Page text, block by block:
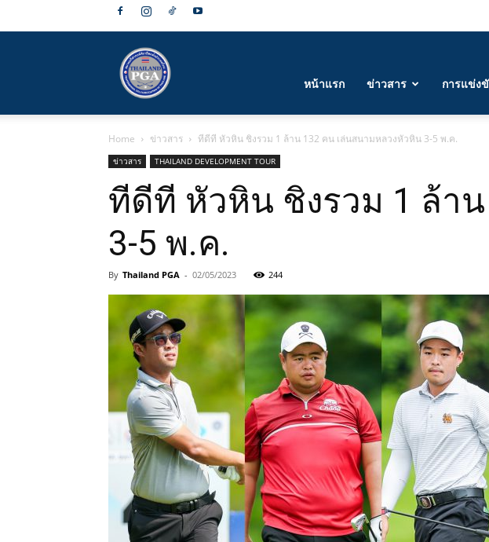
กีฬา
กอล์ฟ
อาชีพ
แห่ง
ประเทศไทย
หน้าแรก ข่าวสาร การแข่ง
Home ข่าวสาร ทีดีที หัวหิน ชิงรวม 1 ล้าน 132 คน เล่นสนามหลวงหัวหิน 3-5 พ.ค.
ข่าวสาร THAILAND DEVELOPMENT TOUR
ทีดีที หัวหิน ชิงรวม 1 ล้า
3-5 พ.ค.
By Thailand PGA - 02/05/2023 244